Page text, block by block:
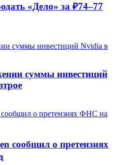
«Дело» за ₽74–77
суммы инвестиций
сообщил о претензиях